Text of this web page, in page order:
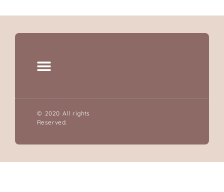
© 2020 All rights
Reserved.